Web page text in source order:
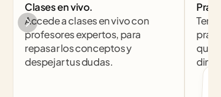
Clases en vivo.
Accede a clases en vivo con
profesores expertos, para
repasar los conceptos y
despejar tus dudas.
que